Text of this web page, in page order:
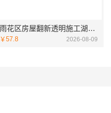
雨花区房屋翻新透明施工湖南创益讯建筑有限公司
￥57.8 2026-08-09